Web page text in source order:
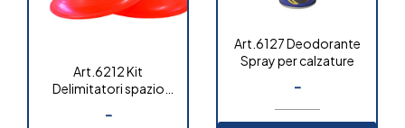
Art.6212 Kit
Delimitatori spazio
-
Art.6127 Deodorante
Spray per calzature
-